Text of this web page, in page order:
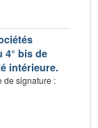
4° bis de
intérieure.
de signature :